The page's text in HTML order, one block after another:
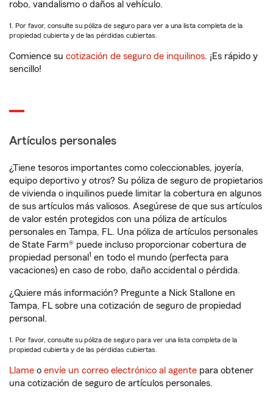
robo, vandalismo o daños al vehículo.
1. Por favor, consulte su póliza de seguro para ver a una lista completa de la
propiedad cubierta y de las pérdidas cubiertas.
Comience su cotización de seguro de inquilinos. ¡Es rápido y
sencillo!
Artículos personales
¿Tiene tesoros importantes como coleccionables, joyería,
equipo deportivo y otros? Su póliza de seguro de propietarios
de vivienda o inquilinos puede limitar la cobertura en algunos
de sus artículos más valiosos. Asegúrese de que sus artículos
de valor estén protegidos con una póliza de artículos
personales en Tampa, FL. Una póliza de artículos personales
de State Farm® puede incluso proporcionar cobertura de
propiedad personal 1 en todo el mundo (perfecta para
vacaciones) en caso de robo, daño accidental o pérdida.
¿Quiere más información? Pregunte a Nick Stallone en
Tampa, FL sobre una cotización de seguro de propiedad
personal.
1. Por favor, consulte su póliza de seguro para ver una lista completa de la
propiedad cubierta y de las pérdidas cubiertas.
Llame o envíe un correo electrónico al agente para obtener
una cotización de seguro de artículos personales.